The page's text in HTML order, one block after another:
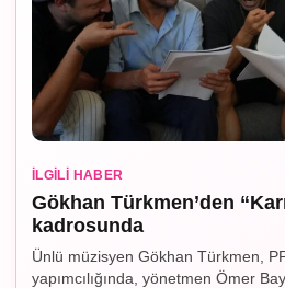
İLGILI HABER
Gökhan Türkmen’den
kadrosunda
Ünlü müzisyen Gökhan Türkmen,
yapımcılığında, yönetmen Ömer